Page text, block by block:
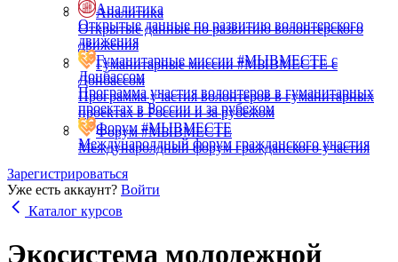
Аналитика
Открытые данные по развитию волонтерского
движения
Гуманитарные миссии #МЫВМЕСТЕ с
Донбассом
Программа участия волонтеров в гуманитарных
проектах в России и за рубежом
Форум #МЫВМЕСТЕ
Междунаролдный форум гражданского участия
Аналитика
Открытые данные по развитию волонтерского
движения
Гуманитарные миссии #МЫВМЕСТЕ с
Донбассом
Программа участия волонтеров в гуманитарных
проектах в России и за рубежом
Форум #МЫВМЕСТЕ
Междунаролдный форум гражданского участия
Зарегистрироваться
Уже есть аккаунт? Войти
Каталог курсов
Экосистема молодежной